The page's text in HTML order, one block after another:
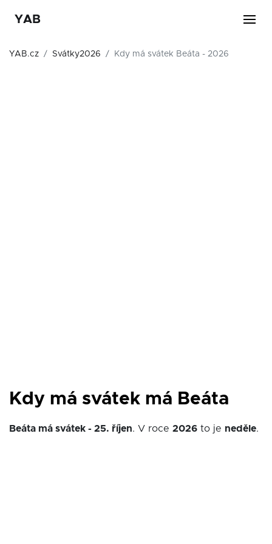
YAB
YAB.cz Svátky2026 Kdy má svátek Beáta - 2026
Kdy má svátek má Beáta
Beáta má svátek - 25. říjen. V roce 2026 to je neděle.